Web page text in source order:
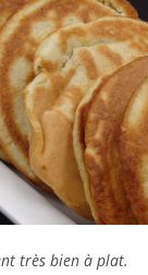
très bien à plat.